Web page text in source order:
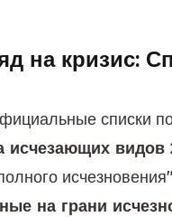
на кризис:
исчезающих видов
на грани